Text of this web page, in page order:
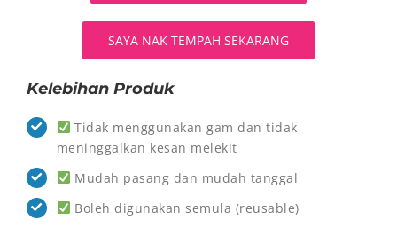
SAYA NAK TEMPAH SEKARANG
Kelebihan Produk
Tidak menggunakan gam dan tidak
meninggalkan kesan melekit
Mudah pasang dan mudah tanggal
Boleh digunakan semula (reusable)